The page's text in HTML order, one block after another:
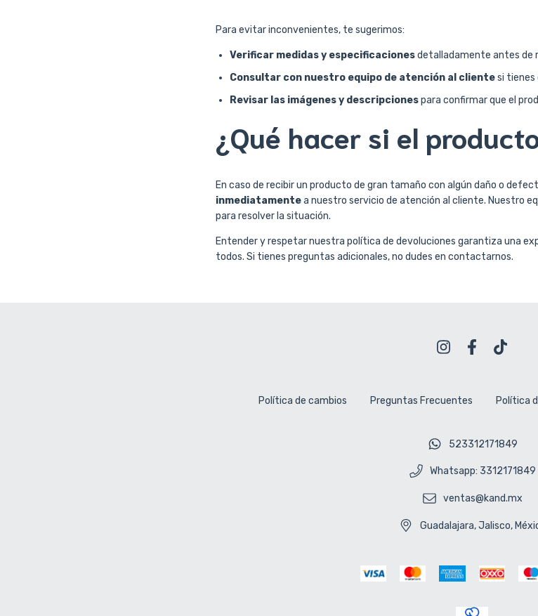
Para evitar inconvenientes, te sugerimos:
Verificar medidas y especificacionesdetalladamente antes de
Consultar con nuestro equipo de atención al clientesi tienes
Revisar las imágenes y descripcionespara confirmar que el
¿Qué hacer si el
En caso de recibir un producto de gran tamaño con algún daño o
inmediatamentea nuestro servicio de atención al cliente. Nuestro
para resolver la situación.
Entender y respetar nuestra política de devoluciones garantiza una
todos. Si tienes preguntas adicionales, no dudes en contactarnos.
Política de cambios Preguntas Frecuentes Política
523312171849
Whatsapp: 3312171849
ventas@kand.mx
Guadalajara, Jalisco,